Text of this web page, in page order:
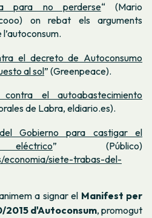
para no perderse“ (Mario
on rebat els arguments
el decreto de Autoconsumo
al sol” (Greenpeace).
el autoabastecimiento
de Labra, eldiario.es).
Gobierno para castigar el
” (Público)
economia/siete-trabas-del-
a signar el Manifest per
2015 d'Autoconsum, promogut